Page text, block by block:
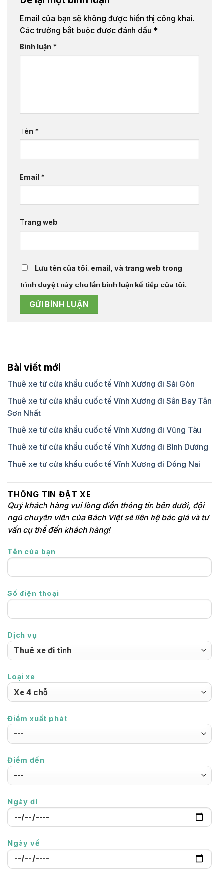
Email của bạn sẽ không được hiển thị công khai.
Các trường bắt buộc được đánh dấu *
Bình luận *
Tên *
Email *
Trang web
Lưu tên của tôi, email, và trang web trong
trình duyệt này cho lần bình luận kế tiếp của tôi.
Bài viết mới
Thuê xe từ cửa khẩu quốc tế Vĩnh Xương đi Sài Gòn
Thuê xe từ cửa khẩu quốc tế Vĩnh Xương đi Sân Bay Tân
Sơn Nhất
Thuê xe từ cửa khẩu quốc tế Vĩnh Xương đi Vũng Tàu
Thuê xe từ cửa khẩu quốc tế Vĩnh Xương đi Bình Dương
Thuê xe từ cửa khẩu quốc tế Vĩnh Xương đi Đồng Nai
THÔNG TIN ĐẶT XE
Quý khách hàng vui lòng điền thông tin bên dưới, đội
ngũ chuyên viên của Bách Việt sẽ liên hệ báo giá và tư
vấn cụ thể đến khách hàng!
Tên của bạn
Số điện thoại
Dịch vụ
Loại xe
Điểm xuất phát
Điểm đến
Ngày đi
Ngày về